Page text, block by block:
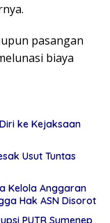
pasangan
biaya
ke Kejaksaan
Usut Tuntas
Kelola Anggaran
Hak ASN Disorot
PUTR Sumenep